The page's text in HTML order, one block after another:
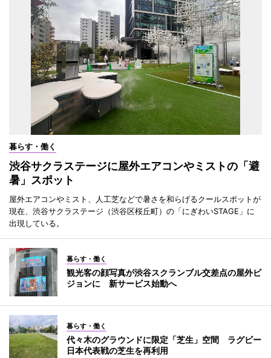
暮らす・働く
渋谷サクラステージに屋外エアコンやミストの「避
暑」スポット
屋外エアコンやミスト、人工芝などで暑さを和らげるクールスポットが
現在、渋谷サクラステージ（渋谷区桜丘町）の「にぎわいSTAGE」に
出現している。
暮らす・働く
観光客の顔写真が渋谷スクランブル交差点の屋外ビ
ジョンに 新サービス始動へ
暮らす・働く
代々木のグラウンドに限定「芝生」空間 ラグビー
日本代表戦の芝生を再利用